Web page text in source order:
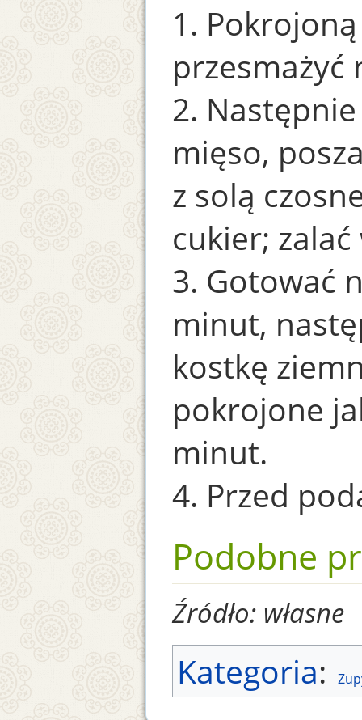
1.
przesmażyć
2.
mięso,
z solą
cukier;
3. Gotować
minut,
kostkę
pokrojone
minut.
4. Przed
Podobne
Źródło: własne
Kategoria: